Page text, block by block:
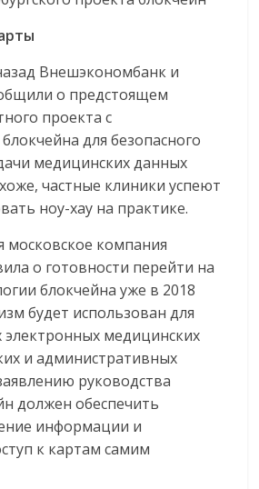
Внешэкономбанк и
о предстоящем
проекта с
для безопасного
медицинских данных
частные клиники успеют
ноу-хау на практике.
московское компания
о готовности перейти на
блокчейна уже в 2018
будет использован для
электронных медицинских
и административных
руководства
должен обеспечить
информации и
к картам самим